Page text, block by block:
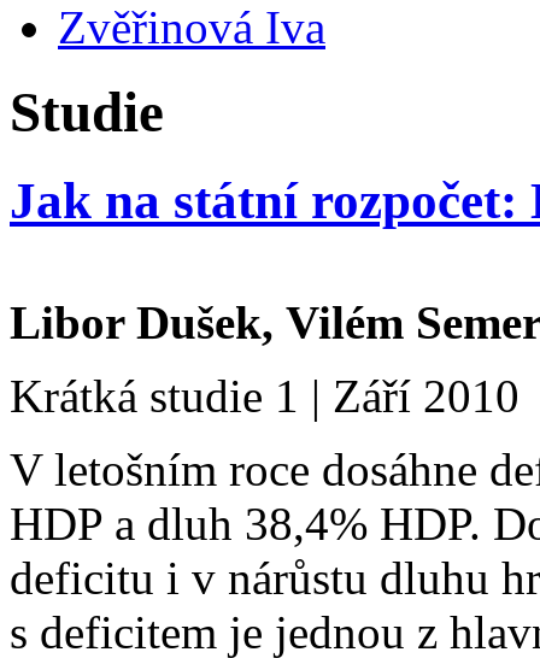
Zvěřinová Iva
Studie
Jak na státní
Libor Dušek, Vilém
Krátká studie 1 | Září 2010
V letošním roce dosáhne
HDP a dluh 38,4% HDP.
deficitu i v nárůstu dluhu
s deficitem je jednou z